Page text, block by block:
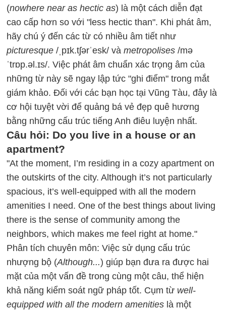
(nowhere near as hectic as) là một cách diễn đạt
cao cấp hơn so với "less hectic than". Khi phát âm,
hãy chú ý đến các từ có nhiều âm tiết như
picturesque /ˌpɪk.tʃərˈesk/ vàmetropolises /mə
ˈtrɒp.əl.ɪs/. Việc phát âm chuẩn xác trọng âm của
những từ này sẽ ngay lập tức "ghi điểm" trong mắt
giám khảo. Đối với các bạn học tại Vũng Tàu, đây là
cơ hội tuyệt vời để quảng bá vẻ đẹp quê hương
bằng những cấu trúc tiếng Anh điêu luyện nhất.
Câu hỏi: Do you live in a house or an
apartment?
"At the moment, I’m residing in a cozy apartment on
the outskirts of the city. Although it’s not particularly
spacious, it’s well-equipped with all the modern
amenities I need. One of the best things about living
there is the sense of community among the
neighbors, which makes me feel right at home."
Phân tích chuyên môn: Việc sử dụng cấu trúc
nhượng bộ (Although...) giúp bạn đưa ra được hai
mặt của một vấn đề trong cùng một câu, thể hiện
khả năng kiểm soát ngữ pháp tốt. Cụm từ well-
equipped with all the modern amenities là một